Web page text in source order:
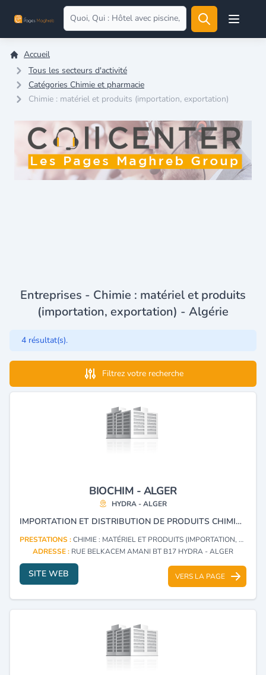
Open
Accueil
Tous les secteurs d'activité
Catégories Chimie et pharmacie
Chimie : matériel et produits (importation, exportation)
Entreprises - Chimie : matériel et produits
(importation, exportation) - Algérie
4 résultat(s).
Filtrez votre recherche
BIOCHIM - ALGER
HYDRA - ALGER
IMPORTATION ET DISTRIBUTION DE PRODUITS CHIMIQUES, RÉACTIFS ET CONSOMMABLES ET MATÉRIEL DE LABORATOIRE.
PRESTATIONS :CHIMIE : MATÉRIEL ET PRODUITS (IMPORTATION, EXPORTATION)
ADRESSE : RUE BELKACEM AMANI BT B17 HYDRA - ALGER
SITE WEB VERS LA PAGE